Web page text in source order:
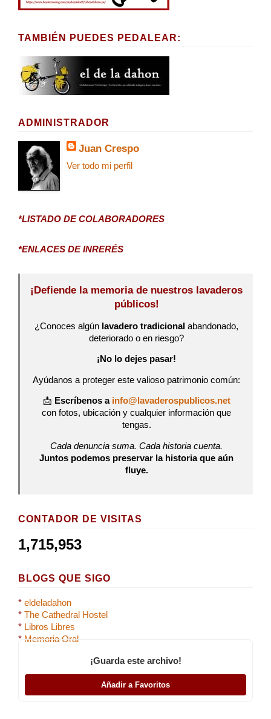
TAMBIÉN PUEDES PEDALEAR:
ADMINISTRADOR
Juan Crespo
Ver todo mi perfil
*LISTADO DE COLABORADORES
*ENLACES DE INRERÉS
¡Defiende la memoria de nuestros lavaderos
públicos!
¿Conoces algún lavadero tradicional abandonado,
deteriorado o en riesgo?
¡No lo dejes pasar!
Ayúdanos a proteger este valioso patrimonio común:
📩 Escríbenos a info@lavaderospublicos.net
con fotos, ubicación y cualquier información que
tengas.
Cada denuncia suma. Cada historia cuenta.
Juntos podemos preservar la historia que aún
fluye.
CONTADOR DE VISITAS
1,715,953
BLOGS QUE SIGO
* eldeladahon
* The Cathedral Hostel
* Libros Libres
* Memoria Oral
¡Guarda este archivo!
Añadir a Favoritos